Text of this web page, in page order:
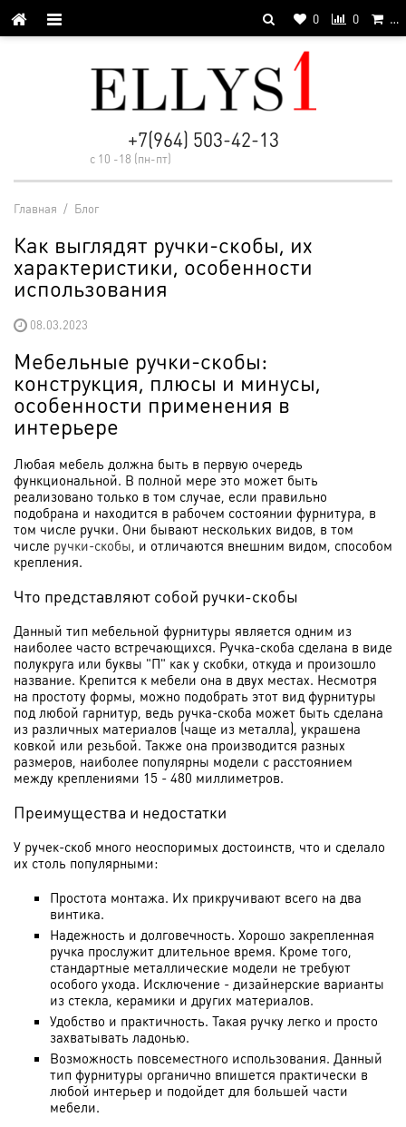
0 0 …
+7(964) 503-42-13
с 10 -18 (пн-пт)
Главная / Блог
Как выглядят ручки-скобы, их
характеристики, особенности
использования
08.03.2023
Мебельные ручки-скобы:
конструкция, плюсы и минусы,
особенности применения в
интерьере
Любая мебель должна быть в первую очередь
функциональной. В полной мере это может быть
реализовано только в том случае, если правильно
подобрана и находится в рабочем состоянии фурнитура, в
том числе ручки. Они бывают нескольких видов, в том
числе ручки-скобы, и отличаются внешним видом, способом
крепления.
Что представляют собой ручки-скобы
Данный тип мебельной фурнитуры является одним из
наиболее часто встречающихся. Ручка-скоба сделана в виде
полукруга или буквы "П" как у скобки, откуда и произошло
название. Крепится к мебели она в двух местах. Несмотря
на простоту формы, можно подобрать этот вид фурнитуры
под любой гарнитур, ведь ручка-скоба может быть сделана
из различных материалов (чаще из металла), украшена
ковкой или резьбой. Также она производится разных
размеров, наиболее популярны модели с расстоянием
между креплениями 15 - 480 миллиметров.
Преимущества и недостатки
У ручек-скоб много неоспоримых достоинств, что и сделало
их столь популярными:
Простота монтажа. Их прикручивают всего на два
винтика.
Надежность и долговечность. Хорошо закрепленная
ручка прослужит длительное время. Кроме того,
стандартные металлические модели не требуют
особого ухода. Исключение - дизайнерские варианты
из стекла, керамики и других материалов.
Удобство и практичность. Такая ручку легко и просто
захватывать ладонью.
Возможность повсеместного использования. Данный
тип фурнитуры органично впишется практически в
любой интерьер и подойдет для большей части
мебели.